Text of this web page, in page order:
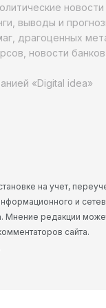
новости
выводы и
драгоценных
новости
«Digital idea»
на учет,
и
Мнение редакции
сайта.